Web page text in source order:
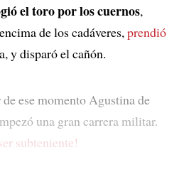
el toro por los cuernos,
de los cadáveres, prendió
y disparó el cañón.
ese momento Agustina de
una gran carrera militar.
subteniente!